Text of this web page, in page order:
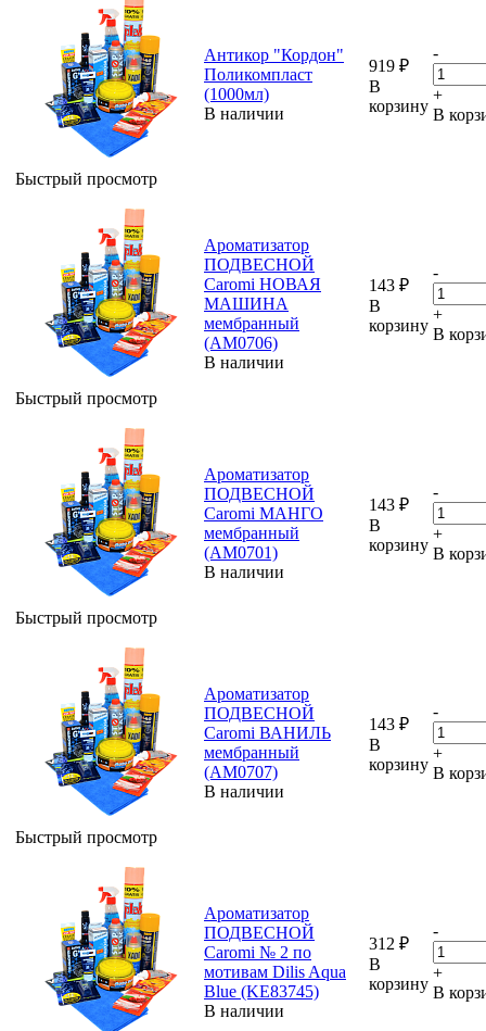
Быстрый просмотр
Антикор "Кордон"
Поликомпласт
(1000мл)
В наличии
919 ₽
В
корзину
-
+
В
Быстрый просмотр
Ароматизатор
ПОДВЕСНОЙ
Caromi НОВАЯ
МАШИНА
мембранный
(AM0706)
В наличии
143 ₽
В
корзину
-
+
В
Быстрый просмотр
Ароматизатор
ПОДВЕСНОЙ
Caromi МАНГО
мембранный
(AM0701)
В наличии
143 ₽
В
корзину
-
+
В
Быстрый просмотр
Ароматизатор
ПОДВЕСНОЙ
Caromi ВАНИЛЬ
мембранный
(AM0707)
В наличии
143 ₽
В
корзину
-
+
В
Ароматизатор
ПОДВЕСНОЙ
Caromi № 2 по
мотивам Dilis Aqua
Blue (KE83745)
В наличии
312 ₽
В
корзину
-
+
В